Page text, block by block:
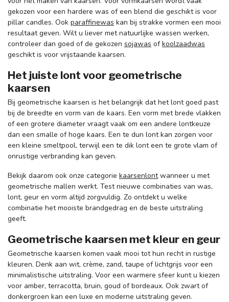
gekozen voor een hardere was of een blend die geschikt is voor
pillar candles. Ook paraffinewas kan bij strakke vormen een mooi
resultaat geven. Wilt u liever met natuurlijke wassen werken,
controleer dan goed of de gekozen sojawas ofkoolzaadwas
geschikt is voor vrijstaande kaarsen.
Het juiste lont voor geometrische
kaarsen
Bij geometrische kaarsen is het belangrijk dat het lont goed past
bij de breedte en vorm van de kaars. Een vorm met brede vlakken
of een grotere diameter vraagt vaak om een andere lontkeuze
dan een smalle of hoge kaars. Een te dun lont kan zorgen voor
een kleine smeltpool, terwijl een te dik lont een te grote vlam of
onrustige verbranding kan geven.
Bekijk daarom ook onze categorie kaarsenlontwanneer u met
geometrische mallen werkt. Test nieuwe combinaties van was,
lont, geur en vorm altijd zorgvuldig. Zo ontdekt u welke
combinatie het mooiste brandgedrag en de beste uitstraling
geeft.
Geometrische kaarsen met kleur en geur
Geometrische kaarsen komen vaak mooi tot hun recht in rustige
kleuren. Denk aan wit, crème, zand, taupe of lichtgrijs voor een
minimalistische uitstraling. Voor een warmere sfeer kunt u kiezen
voor amber, terracotta, bruin, goud of bordeaux. Ook zwart of
donkergroen kan een luxe en moderne uitstraling geven.